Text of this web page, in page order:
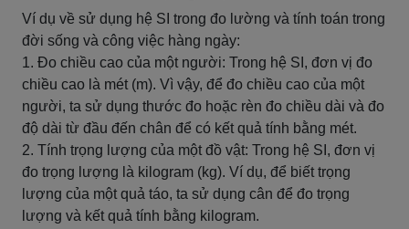
Ví dụ về sử dụng hệ SI trong đo lường và tính toán trong
đời sống và công việc hàng ngày:
1. Đo chiều cao của một người: Trong hệ SI, đơn vị đo
chiều cao là mét (m). Vì vậy, để đo chiều cao của một
người, ta sử dụng thước đo hoặc rèn đo chiều dài và đo
độ dài từ đầu đến chân để có kết quả tính bằng mét.
2. Tính trọng lượng của một đồ vật: Trong hệ SI, đơn vị
đo trọng lượng là kilogram (kg). Ví dụ, để biết trọng
lượng của một quả táo, ta sử dụng cân để đo trọng
lượng và kết quả tính bằng kilogram.